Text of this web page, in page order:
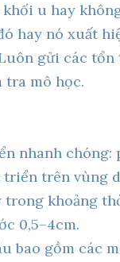
u hay
hay nó xuất
gửi các tổn
tra mô học.
nhanh chóng:
trên vùng
khoảng
0,5–4cm.
bao gồm các